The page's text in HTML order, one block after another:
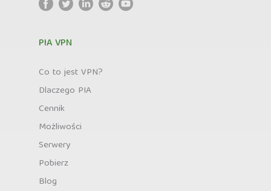
PIA VPN
Co to jest VPN?
Dlaczego PIA
Cennik
Możliwości
Serwery
Pobierz
Blog